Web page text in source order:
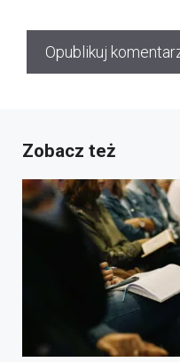
Zobacz też